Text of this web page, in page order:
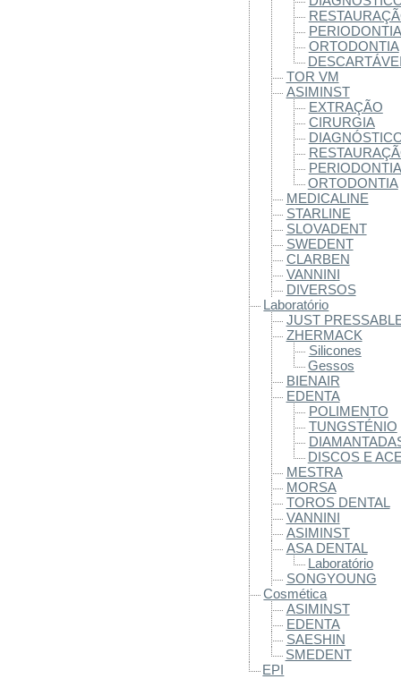
PERIODONTIA
ORTODONTIA
TOR VM
ASIMINST
EXTRAÇÃO
CIRURGIA
PERIODONTIA
ORTODONTIA
MEDICALINE
STARLINE
SLOVADENT
SWEDENT
CLARBEN
VANNINI
DIVERSOS
Laboratório
JUST
ZHERMACK
Silicones
Gessos
BIENAIR
EDENTA
POLIMENTO
TUNGSTÉNIO
DISCOS E
MESTRA
MORSA
TOROS DENTAL
VANNINI
ASIMINST
ASA DENTAL
Laboratório
SONGYOUNG
Cosmética
ASIMINST
EDENTA
SAESHIN
SMEDENT
EPI